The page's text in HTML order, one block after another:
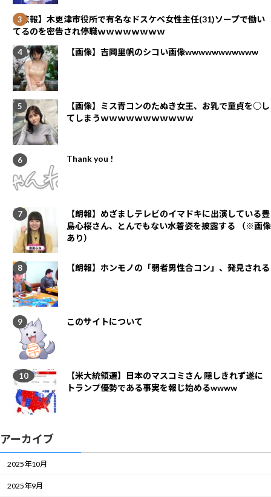
【悲報】木更津市役所で有名なドスケベ女性主任(31)ソープで働い
てるのを密告され停職ｗｗｗｗｗｗｗｗ
【画像】吉岡里帆のシコい画像wwwwwwwwwww
【画像】ミス青コンのたぬき女王、お乳で童貞を○し
てしまうｗｗｗｗｗｗｗｗｗｗｗ
Thank you !
【朗報】めざましテレビのイマドキに出演している豊
島心桜さん、とんでもない水着姿を披露する （※画像
あり）
【朗報】ホンモノの「弱者男性合コン」、発見される
このサイトについて
【米大統領選】日本のマスコミさん 隠しきれず遂に
トランプ優勢である事実を報じ始めるwwww
アーカイブ
2025年10月
2025年9月